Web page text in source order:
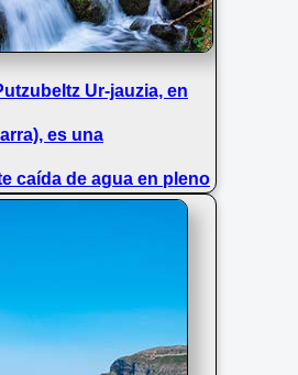
Ur-jauzia, en
es una
caída de agua en pleno
y paisajes de